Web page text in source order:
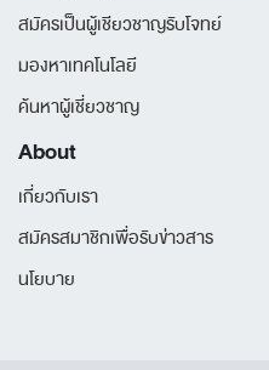
สมัครเป็นผู้เชียวชาญรับโจทย์
มองหาเทคโนโลยี
ค้นหาผู้เชี่ยวชาญ
About
เกี่ยวกับเรา
สมัครสมาชิกเพื่อรับข่าวสาร
นโยบาย